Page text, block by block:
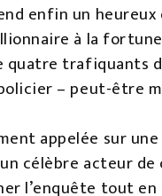
enfin un
à la
quatre trafiquants
– peut-être
appelée sur
célèbre acteur
l’enquête tout